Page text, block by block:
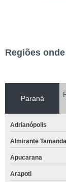
Regiões
Paraná
Adrianópolis
Almirante
Apucarana
Arapoti